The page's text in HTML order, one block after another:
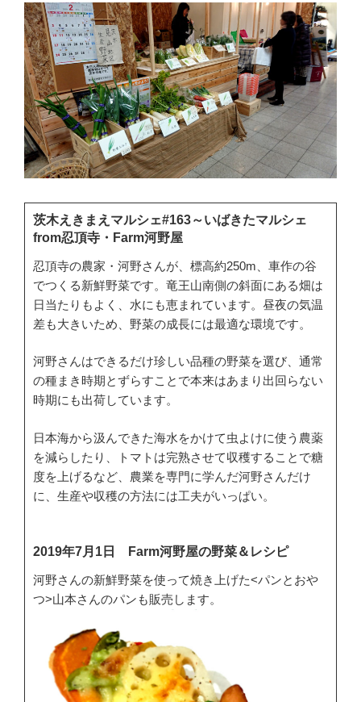
茨木えきまえマルシェ#163～いばきたマルシェ
from忍頂寺・Farm河野屋
忍頂寺の農家・河野さんが、標高約250m、車作の谷
でつくる新鮮野菜です。竜王山南側の斜面にある畑は
日当たりもよく、水にも恵まれています。昼夜の気温
差も大きいため、野菜の成長には最適な環境です。
河野さんはできるだけ珍しい品種の野菜を選び、通常
の種まき時期とずらすことで本来はあまり出回らない
時期にも出荷しています。
日本海から汲んできた海水をかけて虫よけに使う農薬
を減らしたり、トマトは完熟させて収穫することで糖
度を上げるなど、農業を専門に学んだ河野さんだけ
に、生産や収穫の方法には工夫がいっぱい。
2019年7月1日 Farm河野屋の野菜＆レシピ
河野さんの新鮮野菜を使って焼き上げた<パンとおや
つ>山本さんのパンも販売します。